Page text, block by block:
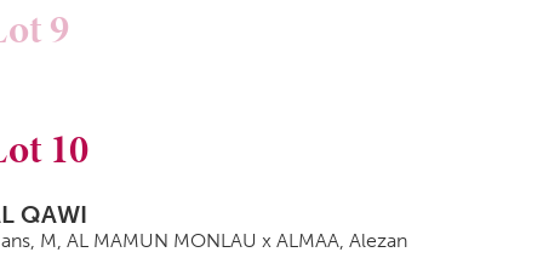
9
10
QAWI
M, AL MAMUN MONLAU x ALMAA, Alezan